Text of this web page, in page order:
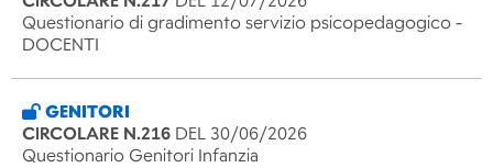
Questionario di gradimento servizio psicopedagogico -
DOCENTI
GENITORI
CIRCOLARE N.216 DEL 30/06/2026
Questionario Genitori Infanzia